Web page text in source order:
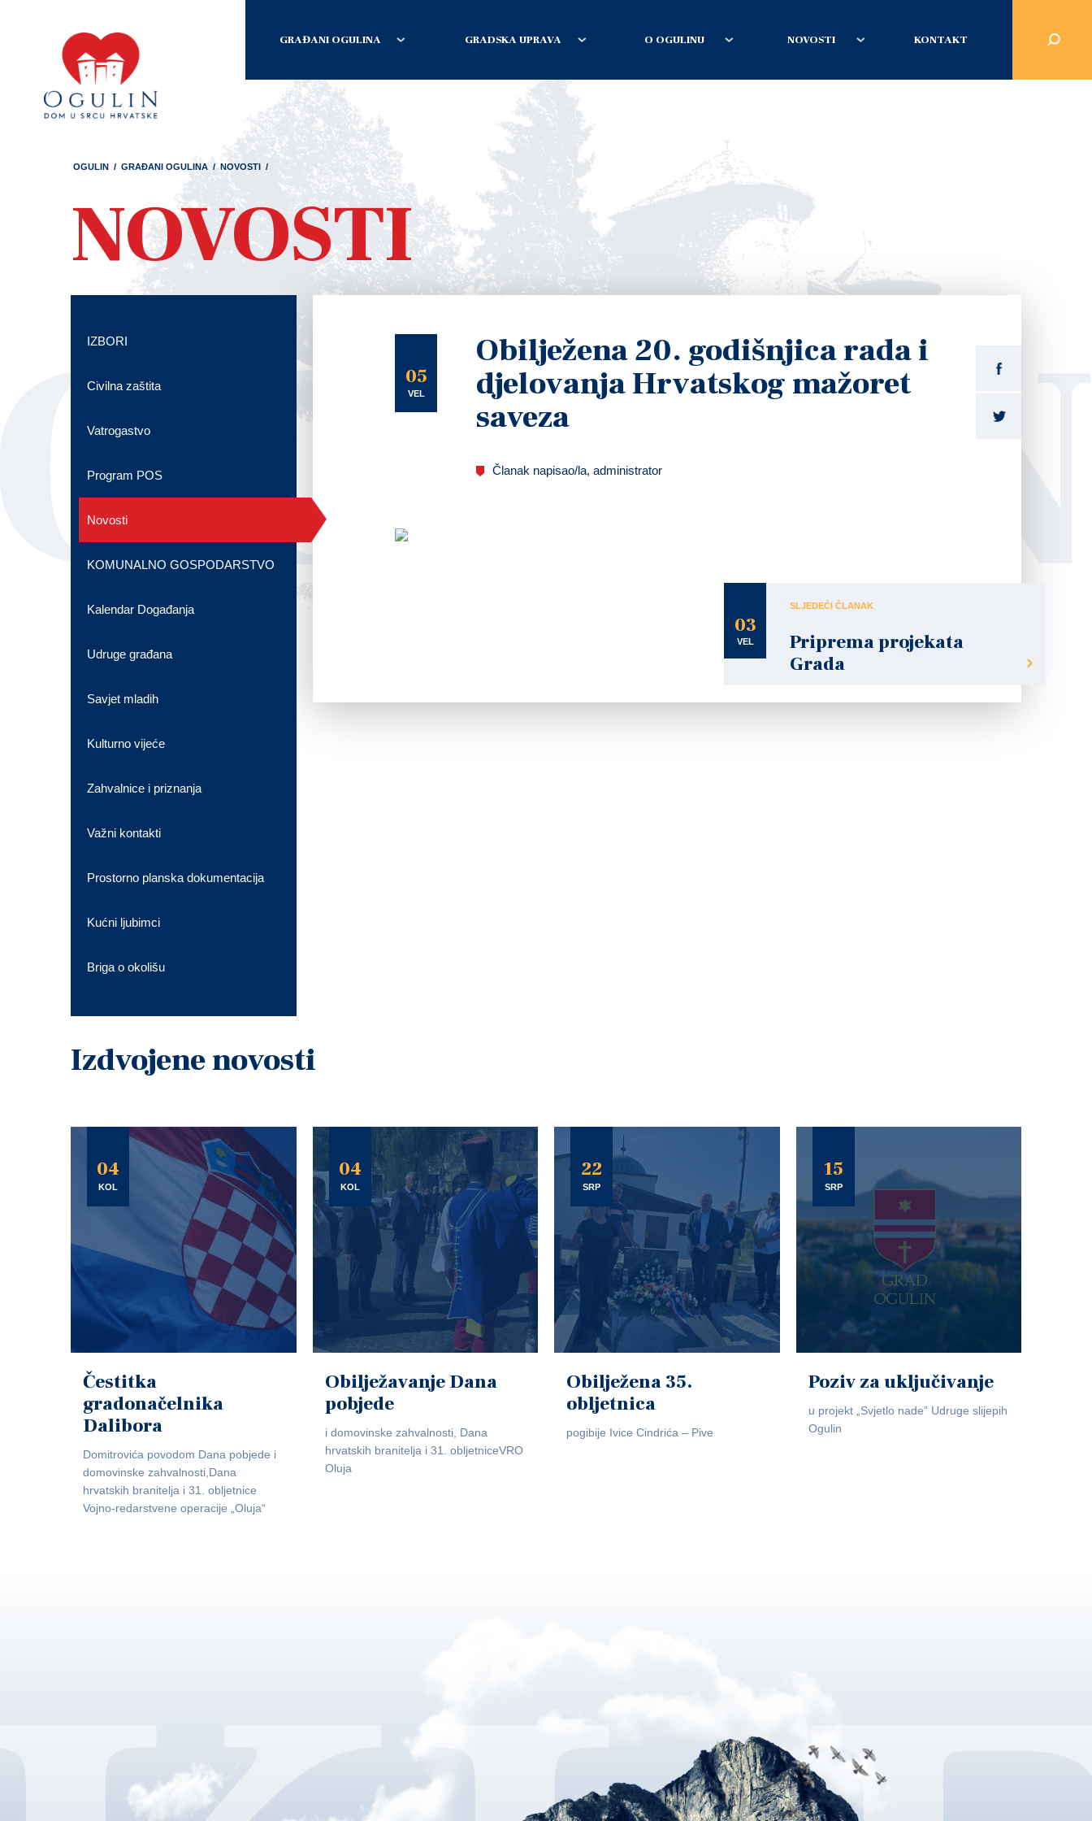
GRAĐANI OGULINA GRADSKA UPRAVA O OGULINU NOVOSTI KONTAKT
OGULIN / GRAĐANI OGULINA / NOVOSTI /
NOVOSTI
05
VEL
Obilježena 20. godišnjica rada i
djelovanja Hrvatskog mažoret
saveza
Članak napisao/la, administrator
03
VEL
SLJEDEĆI ČLANAK
Priprema projekata
Grada
IZBORI
Civilna zaštita
Vatrogastvo
Program POS
Novosti
KOMUNALNO GOSPODARSTVO
Kalendar Događanja
Udruge građana
Savjet mladih
Kulturno vijeće
Zahvalnice i priznanja
Važni kontakti
Prostorno planska dokumentacija
Kućni ljubimci
Briga o okolišu
Izdvojene novosti
04
KOL
Čestitka
gradonačelnika
Dalibora
Domitrovića povodom Dana pobjede i
domovinske zahvalnosti,Dana
hrvatskih branitelja i 31. obljetnice
Vojno-redarstvene operacije „Oluja“
04
KOL
Obilježavanje Dana
pobjede
i domovinske zahvalnosti, Dana
hrvatskih branitelja i 31. obljetniceVRO
Oluja
22
SRP
Obilježena 35.
obljetnica
pogibije Ivice Cindrića – Pive
15
SRP
Poziv za uključivanje
u projekt „Svjetlo nade” Udruge slijepih
Ogulin